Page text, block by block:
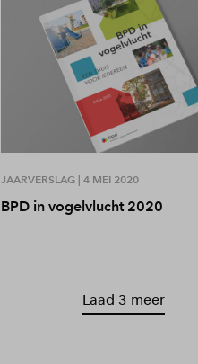
JAARVERSLAG | 4 MEI 2020
BPD in vogelvlucht 2020
Laad 3 meer